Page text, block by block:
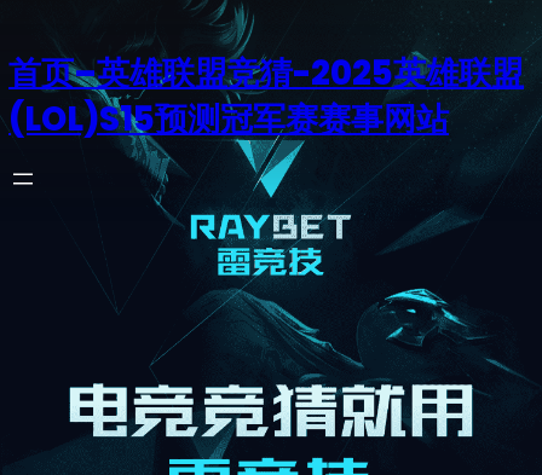
首页–英雄联盟竞猜-2025英雄联盟
(LOL)S15预测冠军赛赛事网站